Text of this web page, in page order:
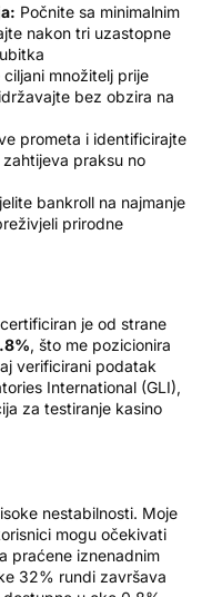
Počnite sa minimalnim
nakon tri uzastopne
množitelj prije
bez obzira na
prometa i identificirajte
praksu no
bankroll na najmanje
prirodne
je od strane
, što me pozicionira
verificirani podatak
International (GLI),
za testiranje kasino
nestabilnosti. Moje
mogu očekivati
praćene iznenadnim
32% rundi završava